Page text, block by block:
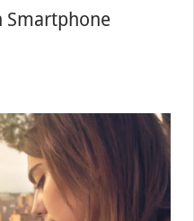
Smartphone